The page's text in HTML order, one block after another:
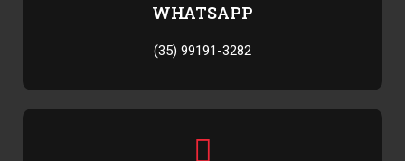
WHATSAPP
(35) 99191-3282